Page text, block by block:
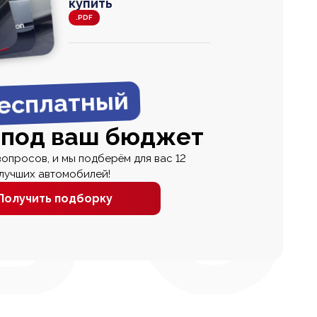
000
купить
.PDF
ваш бюджет
и мы подберём для вас 12
автомобилей!
подборку